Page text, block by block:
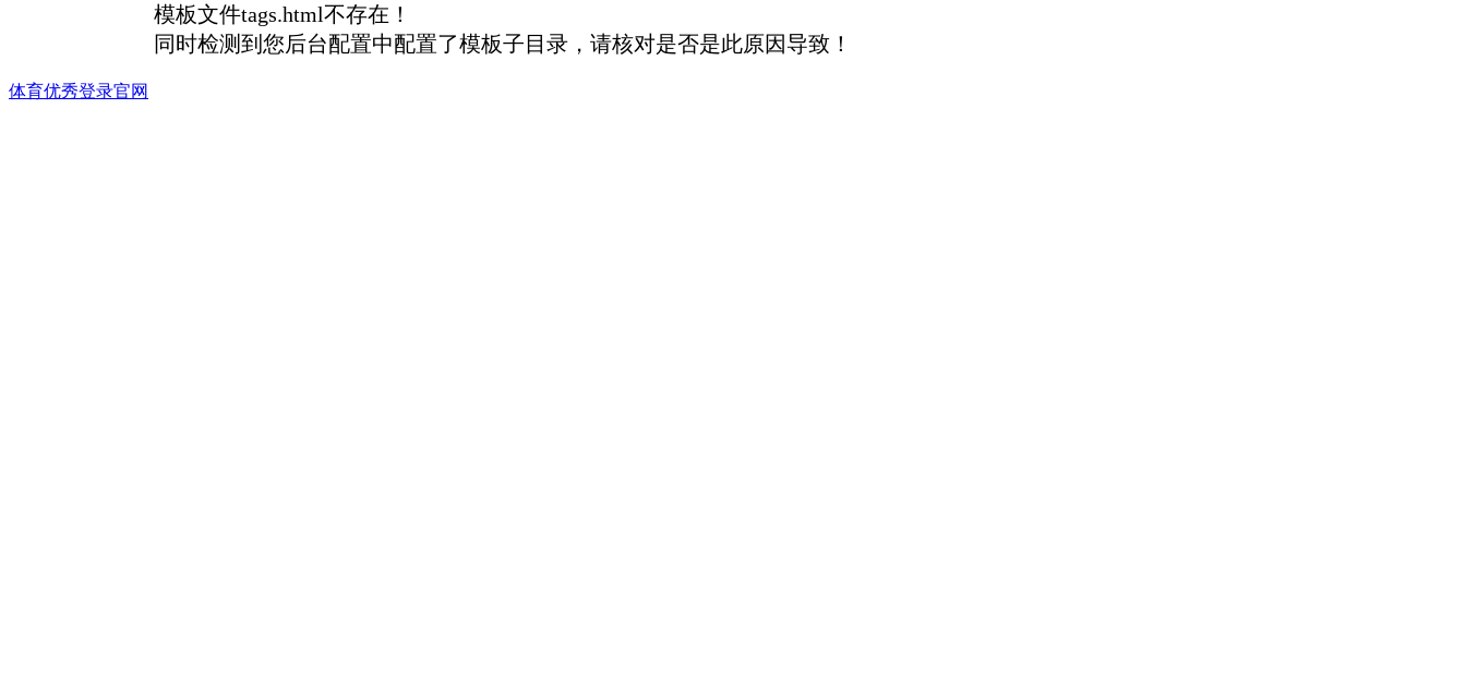
模板文件tags.html不存在！
同时检测到您后台配置中配置了模板子目录，请核对是否是此原因导致！
体育优秀登录官网